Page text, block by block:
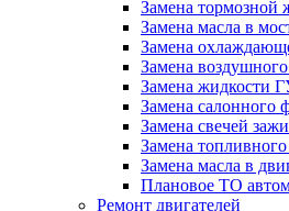
Замена тормозной
Замена масла в
Замена
Замена
Замена жидкости
Замена салонного
Замена свечей
Замена
Замена масла в
Плановое ТО
Ремонт двигателей